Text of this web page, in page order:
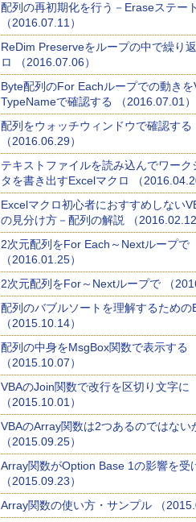
配列の再初期化を行う－Eraseステー
（2016.07.11）
ReDim Preserveをループの中で繰り
ロ （2016.07.06）
Byte配列のFor Eachループでの動きを
TypeNameで確認する （2016.07.01）
配列をウォッチウィンドウで確認する
（2016.06.29）
テキストファイルを読み込んでワーク
タを書き出すExcelマクロ （
Excelマクロ初心者におすすめしない
の見分け方－配列の解説 （2016.02.12
2次元配列をFor Each～Nextループで
（2016.01.25）
2次元配列をFor～Nextループで （
配列のバブルソートを理解するための
（2015.10.14）
配列の中身をMsgBox関数で表示する
（2015.10.07）
VBAのJoin関数で改行を区切り文字に
（2015.10.01）
VBAのArray関数は2つあるのではない
（2015.09.25）
Array関数がOption Base 1の影響を受
（2015.09.23）
Array関数の使い方・サンプル （